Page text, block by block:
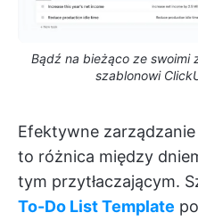
Bądź na bieżąco ze swoimi
szablonowi
Efektywne
to różnica między
tym przytłaczającym.
To-Do List Template